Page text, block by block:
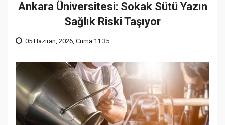
Ankara Üniversitesi: Sokak Sütü Yazın
Sağlık Riski Taşıyor
05 Haziran, 2026, Cuma 11:35